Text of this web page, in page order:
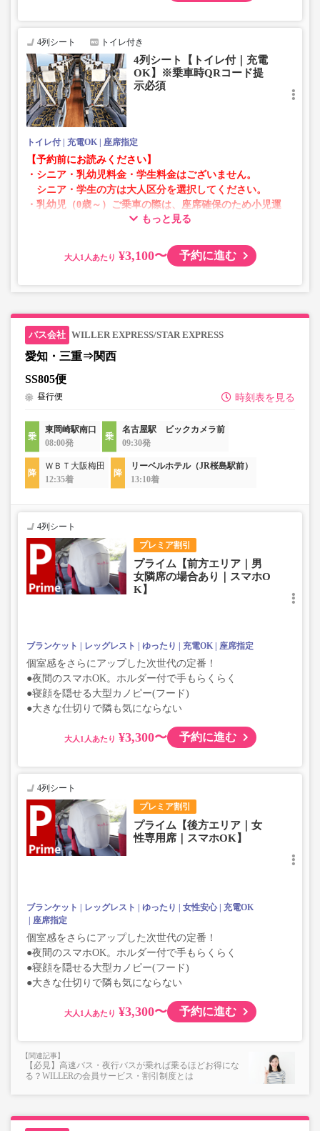
・在庫の状況はリアルタイムの表示ではございません。
※売り切れの場合でも残数が表示される場合がありま
す。
・販売日・便ごとに随時価格が変動いたします。購入時に
販売価格をご確認の上でご予約をお願いいたします。
・一部取り扱いのない停留所がある場合がございます。
4列シート トイレ付き
4列シート【トイレ付｜充電
OK】※乗車時QRコード提
示必須
トイレ付 充電OK 座席指定
【予約前にお読みください】
・シニア・乳幼児料金・学生料金はございません。
シニア・学生の方は大人区分を選択してください。
・乳幼児（0歳～）ご乗車の際は、座席確保のため小児運
賃での乗車券が必要です。
・AM1時～5時の間はシステムメンテナンスの為ご予約が
す。
・販売日・便ごとに随時価格が変動いたします。購入時に
販売価格をご確認の上でご予約をお願いいたします。
ントタイプでのご用意となります。
・増便や車両整備等の都合により、予告なく車両・シート
仕様が変更となる場合がございます。あらかじめご了承く
ださい。
もっと見る
大人 ¥3,100〜 予約に進む
WILLER EXPRESS/STAR EXPRESS
愛知・三重⇒関西
SS805便
時刻表を見る
昼行便
東岡崎駅南口
08:00発
名古屋駅 ビックカメラ前
09:30発
ＷＢＴ大阪梅田
12:35着
リーベルホテル（JR桜島駅前）
13:10着
プレミア割引
4列シート
プライム【前方エリア｜男
女隣席の場合あり｜スマホO
K】
ブランケット レッグレスト ゆったり 充電OK 座席指定
個室感をさらにアップした次世代の定番！
●夜間のスマホOK。ホルダー付で手もらくらく
●寝顔を隠せる大型カノピー(フード)
●大きな仕切りで隣も気にならない
大人 ¥3,300〜 予約に進む
プレミア割引
4列シート
プライム【後方エリア｜女
性専用席｜スマホOK】
ブランケット レッグレスト ゆったり 女性安心
充電OK
座席指定
個室感をさらにアップした次世代の定番！
●夜間のスマホOK。ホルダー付で手もらくらく
●寝顔を隠せる大型カノピー(フード)
●大きな仕切りで隣も気にならない
大人 ¥3,300〜 予約に進む
【必見】高速バス・夜行バスが乗れば乗るほどお得にな
る？WILLERの会員サービス・割引制度とは